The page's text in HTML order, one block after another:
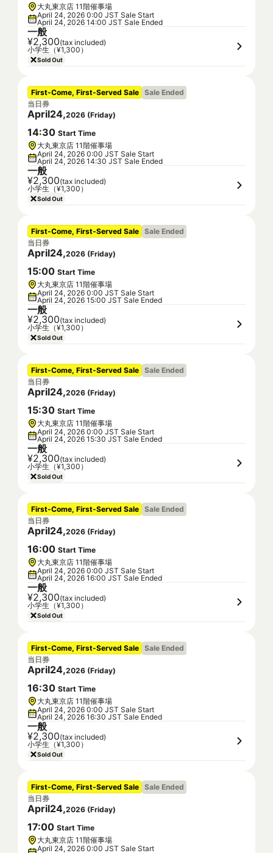
大丸東京店 11階催事場
April 24, 2026 0:00 JST Sale Start
April 24, 2026 14:00 JST Sale Ended
一般
¥2,300(tax included)
小学生（¥1,300）
Sold Out
First-Come, First-Served Sale Sale Ended
当日券
April24,2026 (Friday)
14:30 Start Time
大丸東京店 11階催事場
April 24, 2026 0:00 JST Sale Start
April 24, 2026 14:30 JST Sale Ended
一般
¥2,300(tax included)
小学生（¥1,300）
Sold Out
First-Come, First-Served Sale Sale Ended
当日券
April24,2026 (Friday)
15:00 Start Time
大丸東京店 11階催事場
April 24, 2026 0:00 JST Sale Start
April 24, 2026 15:00 JST Sale Ended
一般
¥2,300(tax included)
小学生（¥1,300）
Sold Out
First-Come, First-Served Sale Sale Ended
当日券
April24,2026 (Friday)
15:30 Start Time
大丸東京店 11階催事場
April 24, 2026 0:00 JST Sale Start
April 24, 2026 15:30 JST Sale Ended
一般
¥2,300(tax included)
小学生（¥1,300）
Sold Out
First-Come, First-Served Sale Sale Ended
当日券
April24,2026 (Friday)
16:00 Start Time
大丸東京店 11階催事場
April 24, 2026 0:00 JST Sale Start
April 24, 2026 16:00 JST Sale Ended
一般
¥2,300(tax included)
小学生（¥1,300）
Sold Out
First-Come, First-Served Sale Sale Ended
当日券
April24,2026 (Friday)
16:30 Start Time
大丸東京店 11階催事場
April 24, 2026 0:00 JST Sale Start
April 24, 2026 16:30 JST Sale Ended
一般
¥2,300(tax included)
小学生（¥1,300）
Sold Out
First-Come, First-Served Sale Sale Ended
当日券
April24,2026 (Friday)
17:00 Start Time
大丸東京店 11階催事場
April 24, 2026 0:00 JST Sale Start